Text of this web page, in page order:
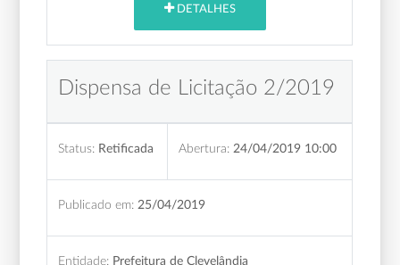
DETALHES
Dispensa de Licitação 2/2019
Status: Retificada Abertura: 24/04/2019 10:00
Publicado em: 25/04/2019
Entidade: Prefeitura de Clevelândia